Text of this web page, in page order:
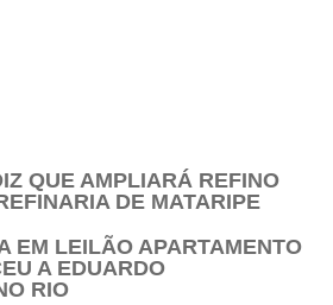
QUE AMPLIARÁ REFINO
DE MATARIPE
EM LEILÃO APARTAMENTO
A EDUARDO
RIO